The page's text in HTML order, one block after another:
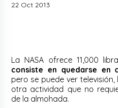
22 Oct 2013
La NASA ofrece 11,000
consiste en quedarse en
pero se puede ver
otra actividad que no
de la almohada.